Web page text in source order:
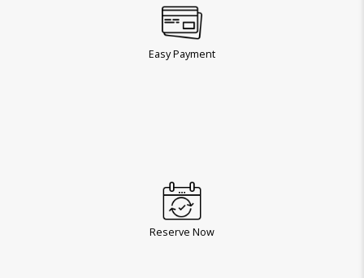
Easy Payment
Reserve Now